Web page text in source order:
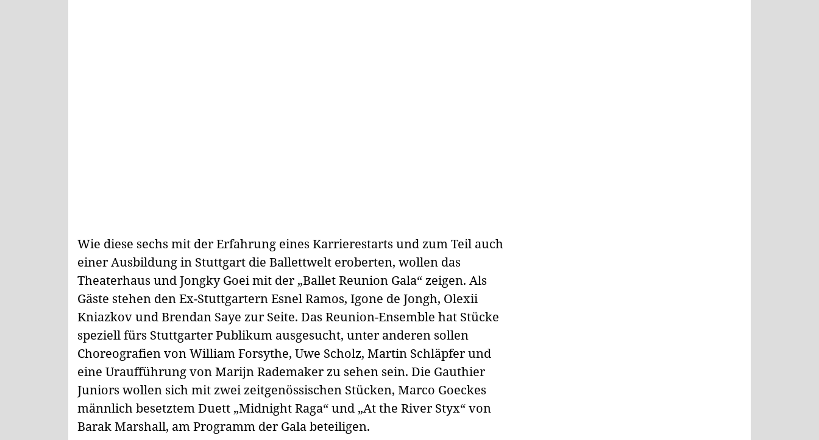
Wie diese sechs mit der Erfahrung eines Karrierestarts und zum Teil auch
einer Ausbildung in Stuttgart die Ballettwelt eroberten, wollen das
Theaterhaus und Jongky Goei mit der „Ballet Reunion Gala“ zeigen. Als
Gäste stehen den Ex-Stuttgartern Esnel Ramos, Igone de Jongh, Olexii
Kniazkov und Brendan Saye zur Seite. Das Reunion-Ensemble hat Stücke
speziell fürs Stuttgarter Publikum ausgesucht, unter anderen sollen
Choreografien von William Forsythe, Uwe Scholz, Martin Schläpfer und
eine Uraufführung von Marijn Rademaker zu sehen sein. Die Gauthier
Juniors wollen sich mit zwei zeitgenössischen Stücken, Marco Goeckes
männlich besetztem Duett „Midnight Raga“ und „At the River Styx“ von
Barak Marshall, am Programm der Gala beteiligen.